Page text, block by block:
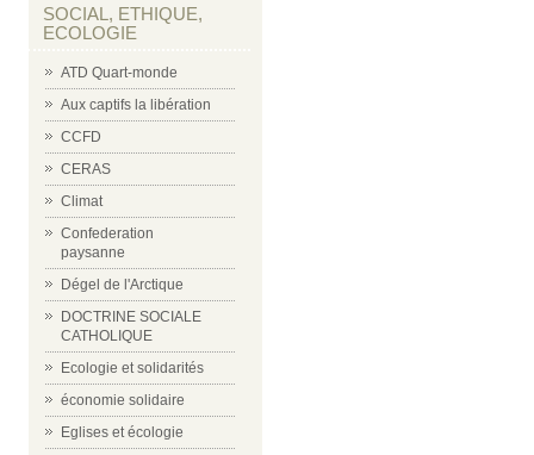
SOCIAL, ETHIQUE,
ECOLOGIE
ATD Quart-monde
Aux captifs la libération
CCFD
CERAS
Climat
Confederation
paysanne
Dégel de l'Arctique
DOCTRINE SOCIALE
CATHOLIQUE
Ecologie et solidarités
économie solidaire
Eglises et écologie